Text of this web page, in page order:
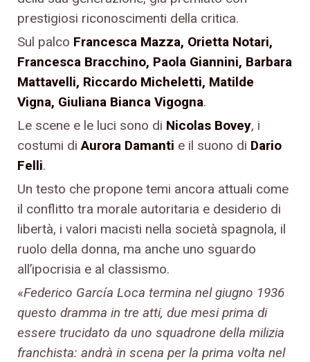
prestigiosi riconoscimenti della critica.
Sul palco Francesca Mazza, Orietta Notari,
Francesca Bracchino, Paola Giannini, Barbara
Mattavelli, Riccardo Micheletti, Matilde
Vigna, Giuliana Bianca Vigogna.
Le scene e le luci sono di Nicolas Bovey, i
costumi di Aurora Damanti e il suono di Dario
Felli.
Un testo che propone temi ancora attuali come
il conflitto tra morale autoritaria e desiderio di
libertà, i valori macisti nella società spagnola, il
ruolo della donna, ma anche uno sguardo
all’ipocrisia e al classismo.
«Federico García Loca termina nel giugno 1936
questo dramma in tre atti, due mesi prima di
essere trucidato da uno squadrone della milizia
franchista: andrà in scena per la prima volta nel